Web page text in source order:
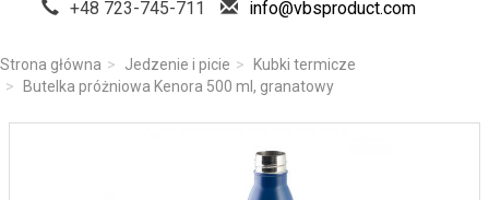
+48 723-745-711 info@vbsproduct.com
Strona główna Jedzenie i picie
Kubki termicze
Butelka próżniowa Kenora 500 ml, granatowy